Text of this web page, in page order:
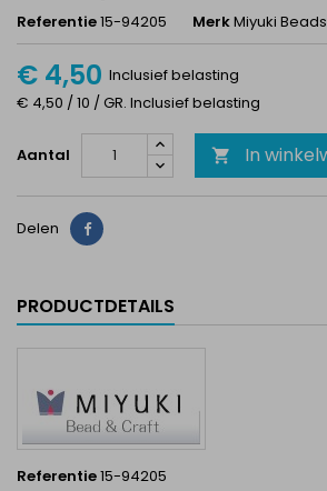
Referentie15-94205 MerkMiyuki Beads
€ 4,50 Inclusief belasting
€ 4,50 / 10 / GR. Inclusief belasting
Aantal  In
Delen Delen
PRODUCTDETAILS
Referentie15-94205